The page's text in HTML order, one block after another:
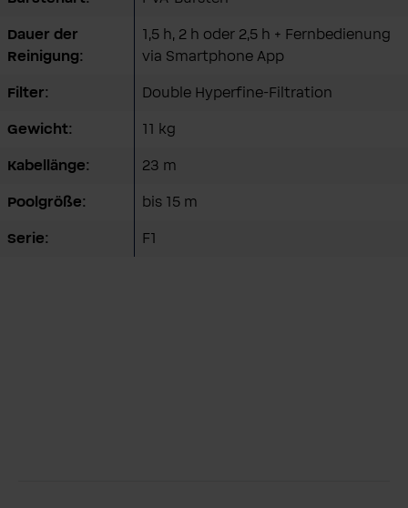
Dauer der
Reinigung:
1,5 h, 2 h oder 2,5 h + Fernbedienung
via Smartphone App
Filter: Double Hyperfine-Filtration
Gewicht: 11 kg
Kabellänge: 23 m
Poolgröße: bis 15 m
Serie: F1